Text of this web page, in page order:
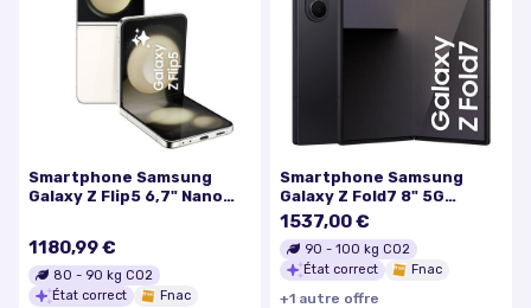
Smartphone Samsung
Galaxy Z Flip5 6,7" Nano
1180,99 €
80 - 90 kg CO2
État correct
Fnac
Smartphone Samsung
Galaxy Z Fold7 8" 5G
Double nano SIM 1 To Noir
Absolu
1537,00 €
90 - 100 kg CO2
État correct
Fnac
+1 autre offre